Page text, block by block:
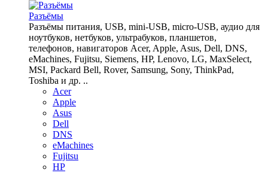
Разъёмы
Разъёмы питания, USB, mini-USB, micro-USB, аудио для
ноутбуков, нетбуков, ультрабуков, планшетов,
телефонов, навигаторов Acer, Apple, Asus, Dell, DNS,
eMachines, Fujitsu, Siemens, HP, Lenovo, LG, MaxSelect,
MSI, Packard Bell, Rover, Samsung, Sony, ThinkPad,
Toshiba и др. ..
Acer
Apple
Asus
Dell
DNS
eMachines
Fujitsu
HP